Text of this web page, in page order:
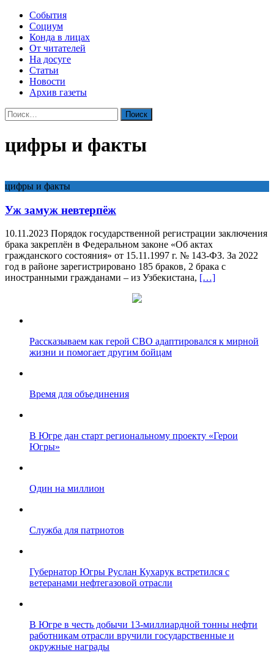
События
Социум
Конда в лицах
От читателей
На досуге
Статьи
Новости
Архив газеты
Найти:
цифры и факты
цифры и факты
Уж замуж невтерпёж
10.11.2023 Порядок государственной регистрации заключения
брака закреплён в Федеральном законе «Об актах
гражданского состояния» от 15.11.1997 г. № 143-ФЗ. За 2022
год в районе зарегистрировано 185 браков, 2 брака с
иностранными гражданами – из Узбекистана, […]
Рассказываем как герой СВО адаптировался к мирной
жизни и помогает другим бойцам
Время для объединения
В Югре дан старт региональному проекту «Герои
Югры»
Один на миллион
Служба для патриотов
Губернатор Югры Руслан Кухарук встретился с
ветеранами нефтегазовой отрасли
В Югре в честь добычи 13-миллиардной тонны нефти
работникам отрасли вручили государственные и
окружные награды